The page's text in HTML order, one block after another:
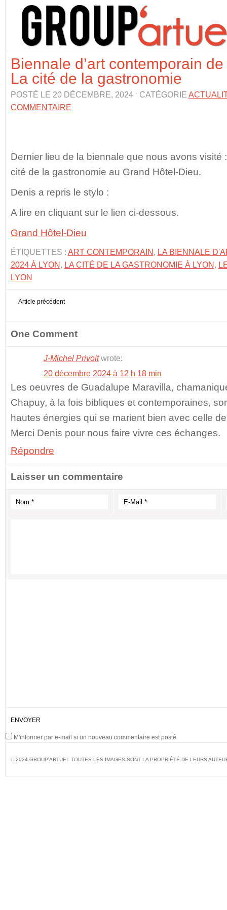
Biennale d’art contemporain
La cité de la gastronomie
POSTÉ LE 20 DÉCEMBRE, 2024 ˑ CATÉGORIE
COMMENTAIRE
Dernier lieu de la biennale que nous avons visité
cité de la gastronomie au Grand Hôtel-Dieu.
Denis a repris le stylo :
A lire en cliquant sur le lien ci-dessous.
Grand Hôtel-Dieu
ÉTIQUETTES : ART CONTEMPORAIN , LA BIENNALE
2024 À LYON , LA CITÉ DE LA GASTRONOMIE À LYON ,
LYON
Article précédent
One Comment
J-Michel Privolt wrote:
20 décembre 2024 à 12 h 18 min
Les oeuvres de Guadalupe Maravilla,
Chapuy, à la fois bibliques et contemporaines,
hautes énergies qui se marient bien avec celle de
Merci Denis pour nous faire vivre ces échanges.
Répondre
Laisser un commentaire
M'informer par e-mail si un nouveau commentaire est posté.
© 2024 GROUP'ARTUEL TOUTES LES IMAGES SONT LA PROPRIÉTÉ DE LEURS